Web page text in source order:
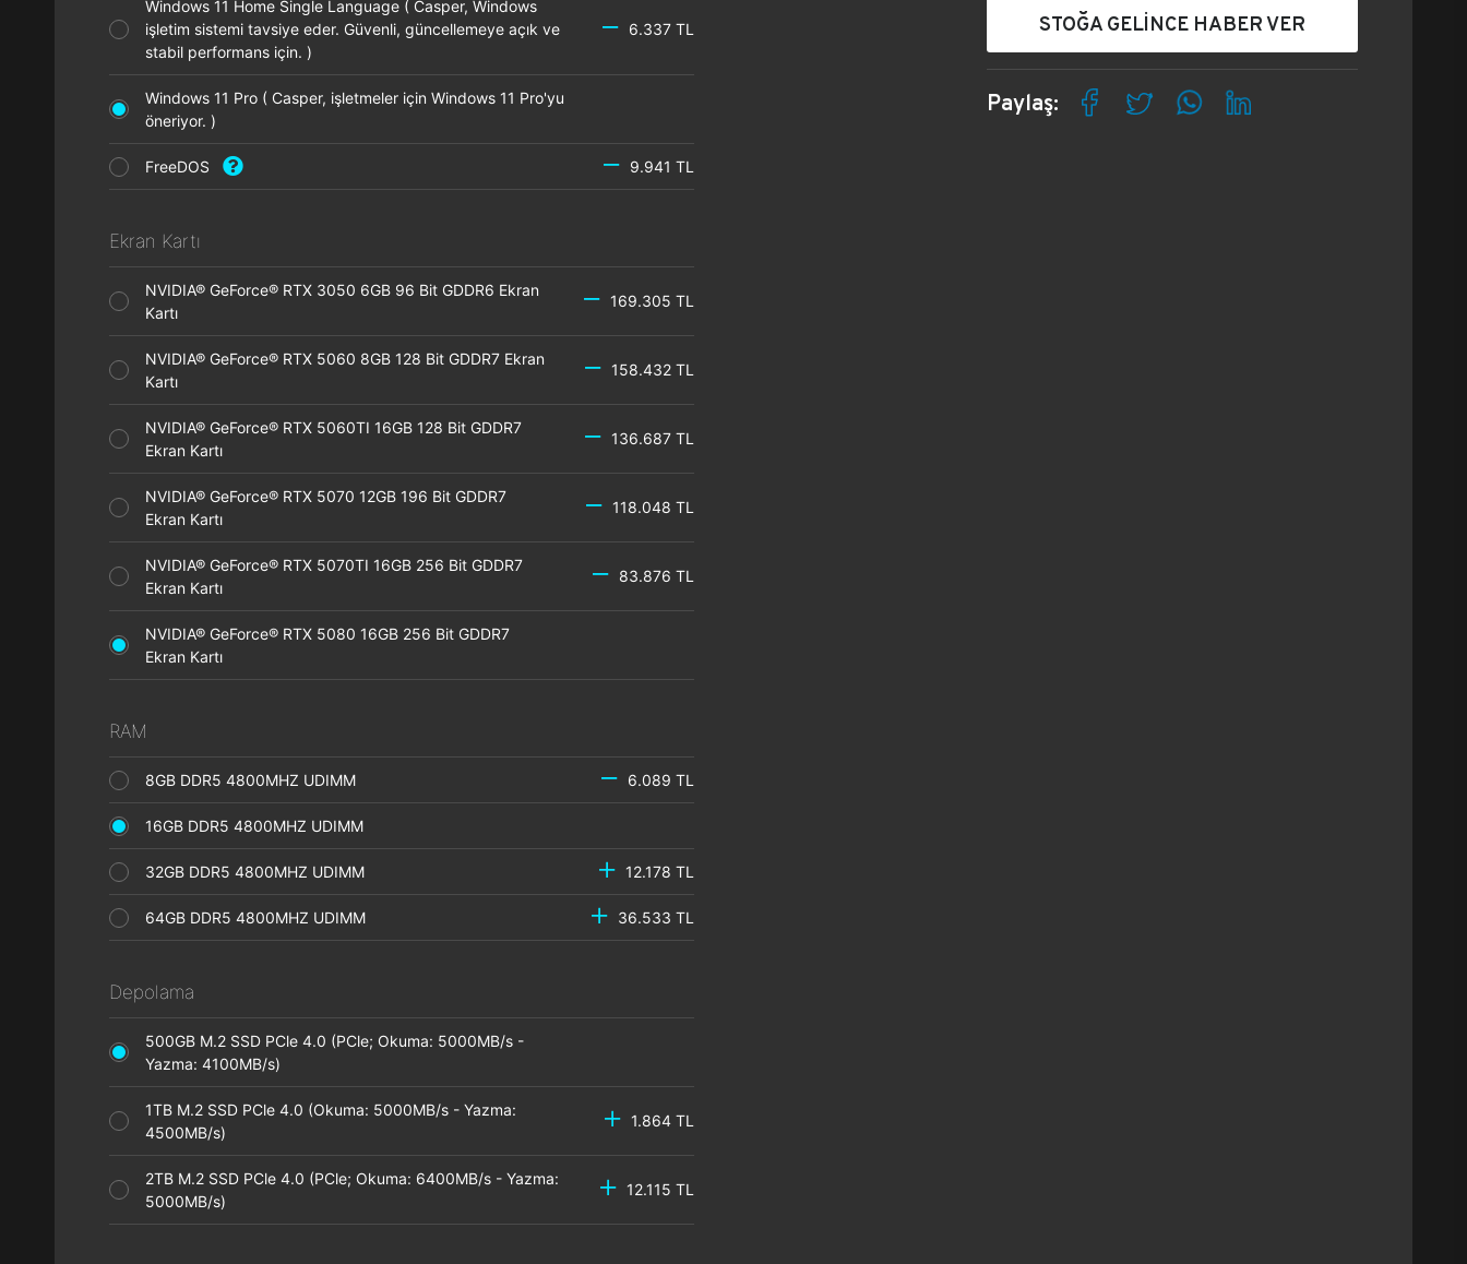
Windows 11 Home Single Language ( Casper, Windows
işletim sistemi tavsiye eder. Güvenli, güncellemeye açık ve
stabil performans için. )
6.337 TL
Windows 11 Pro ( Casper, işletmeler için Windows 11 Pro'yu
öneriyor. )
FreeDOS 9.941 TL
Ekran Kartı
NVIDIA® GeForce® RTX 3050 6GB 96 Bit GDDR6 Ekran
Kartı
169.305 TL
NVIDIA® GeForce® RTX 5060 8GB 128 Bit GDDR7 Ekran
Kartı
158.432 TL
NVIDIA® GeForce® RTX 5060TI 16GB 128 Bit GDDR7
Ekran Kartı
136.687 TL
NVIDIA® GeForce® RTX 5070 12GB 196 Bit GDDR7
Ekran Kartı
118.048 TL
NVIDIA® GeForce® RTX 5070TI 16GB 256 Bit GDDR7
Ekran Kartı
83.876 TL
NVIDIA® GeForce® RTX 5080 16GB 256 Bit GDDR7
Ekran Kartı
RAM
8GB DDR5 4800MHZ UDIMM 6.089 TL
16GB DDR5 4800MHZ UDIMM
32GB DDR5 4800MHZ UDIMM 12.178 TL
64GB DDR5 4800MHZ UDIMM 36.533 TL
Depolama
500GB M.2 SSD PCle 4.0 (PCle; Okuma: 5000MB/s -
Yazma: 4100MB/s)
1TB M.2 SSD PCle 4.0 (Okuma: 5000MB/s - Yazma:
4500MB/s)
1.864 TL
2TB M.2 SSD PCle 4.0 (PCle; Okuma: 6400MB/s - Yazma:
5000MB/s)
12.115 TL
STOĞA GELİNCE HABER VER
Paylaş: